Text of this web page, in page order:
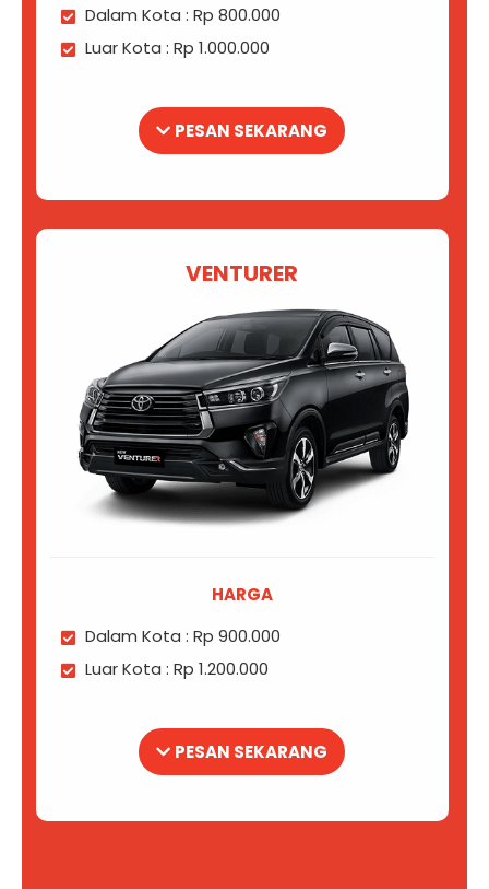
Dalam Kota : Rp 800.000
Luar Kota : Rp 1.000.000
PESAN SEKARANG
VENTURER
HARGA
Dalam Kota : Rp 900.000
Luar Kota : Rp 1.200.000
PESAN SEKARANG